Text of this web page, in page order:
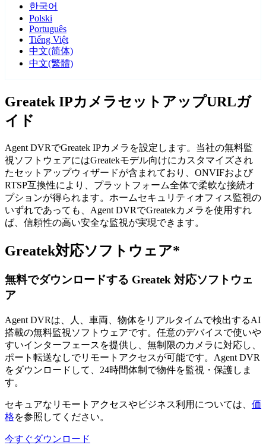
한국어
Polski
Português
Tiếng Việt
中文(简体)
中文(繁體)
Greatek IPカメラセットアップURLガ
イド
Agent DVRでGreatek IPカメラを設定します。当社の無料監
視ソフトウェアにはGreatekモデル向けにカスタマイズされ
たセットアップウィザードが含まれており、ONVIFおよび
RTSP互換性により、プラットフォーム全体で柔軟な接続オ
プションが得られます。ホームセキュリティオフィス監視の
いずれであっても、Agent DVRでGreatekカメラを使用すれ
ば、信頼性の高い安全な監視が実現できます。
Greatek対応ソフトウェア*
無料でダウンロードする Greatek 対応ソフトウェ
ア
Agent DVRは、人、車両、物体をリアルタイムで検出するAI
搭載の無料監視ソフトウェアです。任意のデバイスで使いや
すいインターフェースを提供し、無制限のカメラに対応し、
ポート転送なしでリモートアクセスが可能です。Agent DVR
をダウンロードして、24時間体制で物件を監視・保護しま
す。
セキュアなリモートアクセスやビジネス利用については、 価
格を参照してください。
今すぐダウンロード